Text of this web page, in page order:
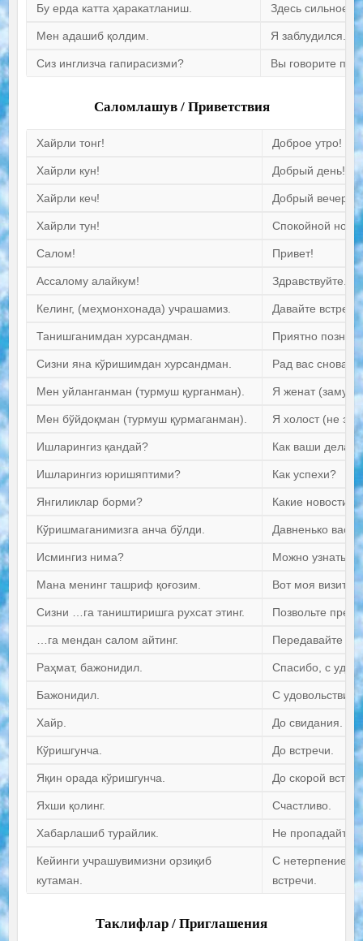
Бу ерда катта ҳаракатланиш. Здесь сильное
Мен адашиб қолдим. Я заблудился.
Сиз инглизча гапирасизми? Вы говорите по-
Саломлашув / Приветствия
Хайрли тонг! Доброе утро!
Хайрли кун! Добрый день!
Хайрли кеч! Добрый вечер!
Хайрли тун! Спокойной ночи.
Салом! Привет!
Ассалому алайкум! Здравствуйте.
Келинг, (меҳмонхонада) учрашамиз. Давайте
Танишганимдан хурсандман. Приятно
Сизни яна кўришимдан хурсандман. Рад вас снова
Мен уйланганман (турмуш қурганман). Я женат
Мен бўйдоқман (турмуш қурмаганман). Я холост (не
Ишларингиз қандай? Как ваши дела?
Ишларингиз юришяптими? Как успехи?
Янгиликлар борми? Какие новости?
Кўришмаганимизга анча бўлди. Давненько вас
Исмингиз нима? Можно узнать,
Мана менинг ташриф қоғозим. Вот моя
Сизни …га таништиришга рухсат этинг. Позвольте
…га мендан салом айтинг. Передавайте
Раҳмат, бажонидил. Спасибо, с
Бажонидил. С
Хайр. До свидания.
Кўришгунча. До встречи.
Яқин орада кўришгунча. До скорой
Яхши қолинг. Счастливо.
Хабарлашиб турайлик. Не пропадайте.
Кейинги учрашувимизни орзиқиб
кутаман.
С нетерпением
встречи.
Таклифлар / Приглашения